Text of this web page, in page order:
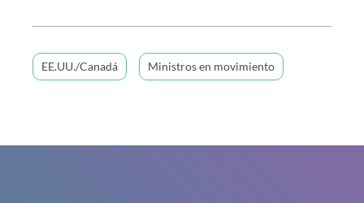
EE.UU./Canadá Ministros en movimiento